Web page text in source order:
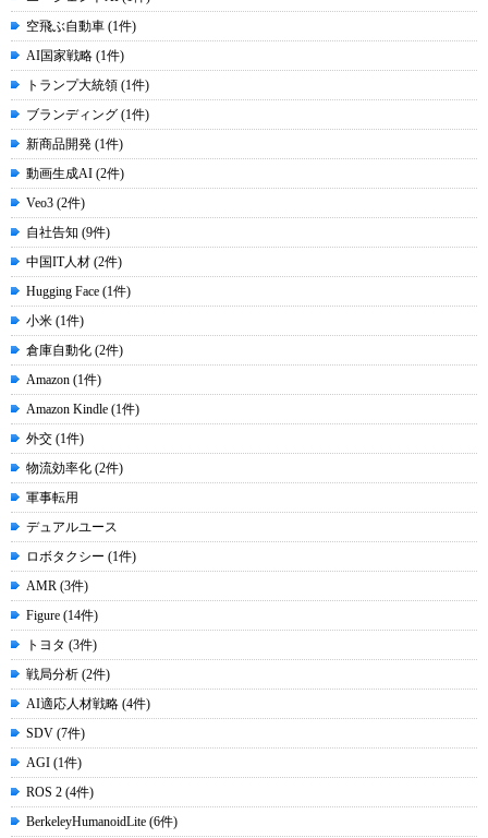
空飛ぶ自動車 (1件)
AI国家戦略 (1件)
トランプ大統領 (1件)
ブランディング (1件)
新商品開発 (1件)
動画生成AI (2件)
Veo3 (2件)
自社告知 (9件)
中国IT人材 (2件)
Hugging Face (1件)
小米 (1件)
倉庫自動化 (2件)
Amazon (1件)
Amazon Kindle (1件)
外交 (1件)
物流効率化 (2件)
軍事転用
デュアルユース
ロボタクシー (1件)
AMR (3件)
Figure (14件)
トヨタ (3件)
戦局分析 (2件)
AI適応人材戦略 (4件)
SDV (7件)
AGI (1件)
ROS 2 (4件)
BerkeleyHumanoidLite (6件)